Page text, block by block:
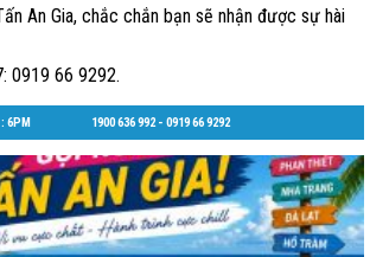
An Gia, chắc chắn bạn sẽ nhận được sự hài
66 9292.
: 6PM 1900 636 992 - 0919 66 9292